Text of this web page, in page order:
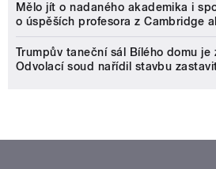
Mělo jít o nadaného akademika i
o úspěších profesora z Cambridge
Trumpův taneční sál Bílého domu je
Odvolací soud nařídil stavbu